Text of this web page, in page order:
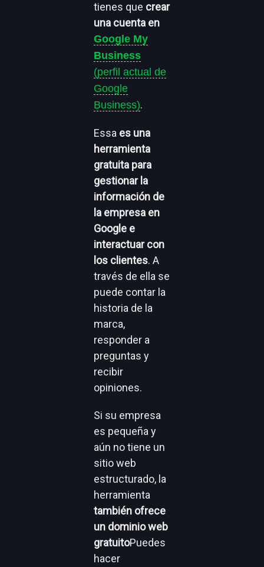
tienes que crear
una cuenta en
Google My
Business
(perfil actual de
Google
Business).
Essa es una
herramienta
gratuita para
gestionar la
información de
la empresa en
Google e
interactuar con
los clientes.A
través de ella se
puede contar la
historia de la
marca,
responder a
preguntas y
recibir
opiniones.
Si su empresa
es pequeña y
aún no tiene un
sitio web
estructurado, la
herramienta
también ofrece
un dominio web
gratuitoPuedes
hacer